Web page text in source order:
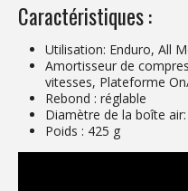
Caractéristiques :
Utilisation: Enduro, All
Amortisseur de
vitesses, Plateforme
Rebond : réglable
Diamètre de la boîte
Poids : 425 g